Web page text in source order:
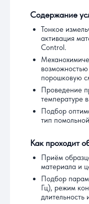
Содержание
Тонкое
активация
Control.
порошковую
Проведение
температуре
Подбор
тип
Как проходит
Приём
материала и
Подбор
Гц), режим
длительность